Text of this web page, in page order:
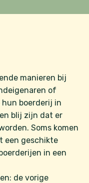
manieren bij
of
boerderij in
blij zijn dat er
Soms komen
een geschikte
in een
de vorige